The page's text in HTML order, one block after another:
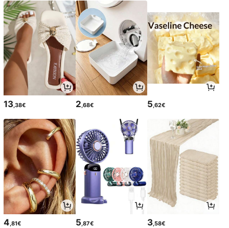
13 ,38€ 2 ,68€ 5 ,62€
4,81€ 5,87€ 3,58€